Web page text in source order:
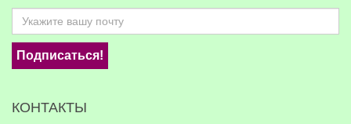
Подписаться!
КОНТАКТЫ